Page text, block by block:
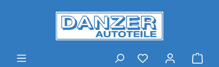
Zum Hauptinhalt springen